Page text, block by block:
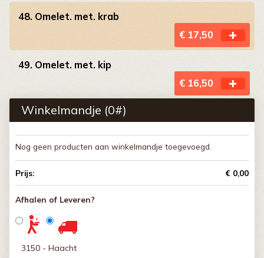
48. Omelet. met. krab
€ 17,50
49. Omelet. met. kip
€ 16,50
Winkelmandje (0#)
Nog geen producten aan winkelmandje toegevoegd.
Prijs: € 0,00
Afhalen of Leveren?
3150 - Haacht